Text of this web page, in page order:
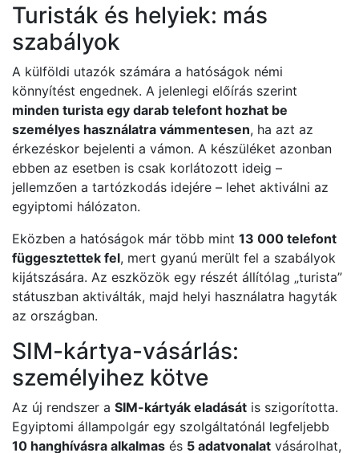
Turisták és helyiek: más
szabályok
A külföldi utazók számára a hatóságok némi
könnyítést engednek. A jelenlegi előírás szerint
minden turista egy darab telefont hozhat be
személyes használatra vámmentesen, ha azt az
érkezéskor bejelenti a vámon. A készüléket azonban
ebben az esetben is csak korlátozott ideig –
jellemzően a tartózkodás idejére – lehet aktiválni az
egyiptomi hálózaton.
Eközben a hatóságok már több mint 13 000 telefont
függesztettek fel, mert gyanú merült fel a szabályok
kijátszására. Az eszközök egy részét állítólag „turista”
státuszban aktiválták, majd helyi használatra hagyták
az országban.
SIM-kártya-vásárlás:
személyihez kötve
Az új rendszer a SIM-kártyák eladását is szigorította.
Egyiptomi állampolgár egy szolgáltatónál legfeljebb
10 hanghívásra alkalmas és 5 adatvonalat vásárolhat,